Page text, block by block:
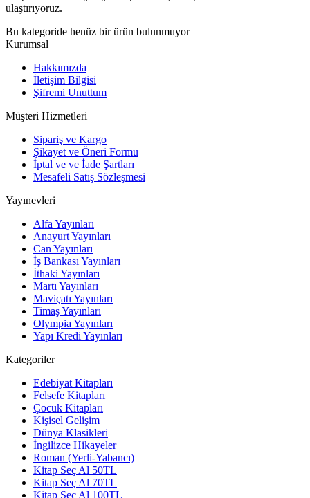
ulaştırıyoruz.
Bu kategoride henüz bir ürün bulunmuyor
Kurumsal
Hakkımızda
İletişim Bilgisi
Şifremi Unuttum
Müşteri Hizmetleri
Sipariş ve Kargo
Şikayet ve Öneri Formu
İptal ve ve İade Şartları
Mesafeli Satış Sözleşmesi
Yayınevleri
Alfa Yayınları
Anayurt Yayınları
Can Yayınları
İş Bankası Yayınları
İthaki Yayınları
Martı Yayınları
Maviçatı Yayınları
Timaş Yayınları
Olympia Yayınları
Yapı Kredi Yayınları
Kategoriler
Edebiyat Kitapları
Felsefe Kitapları
Çocuk Kitapları
Kişisel Gelişim
Dünya Klasikleri
İngilizce Hikayeler
Roman (Yerli-Yabancı)
Kitap Seç Al 50TL
Kitap Seç Al 70TL
Kitap Seç Al 100TL